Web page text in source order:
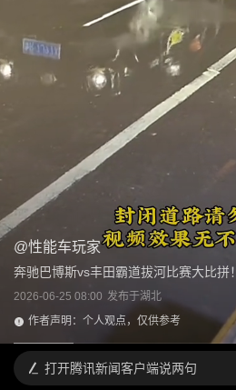
@性能车玩家
奔驰巴博斯vs丰田霸道拔河比赛大比拼！
2026-06-25 08:00 发布于湖北
作者声明：个人观点，仅供参考
打开腾讯新闻客户端说两句